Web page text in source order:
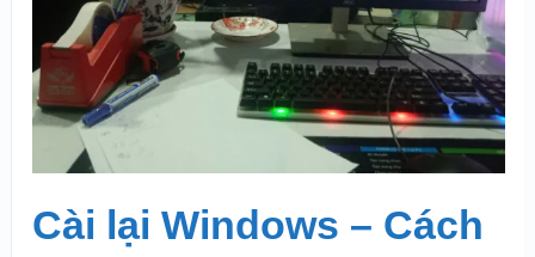
Cài lại Windows – Cách